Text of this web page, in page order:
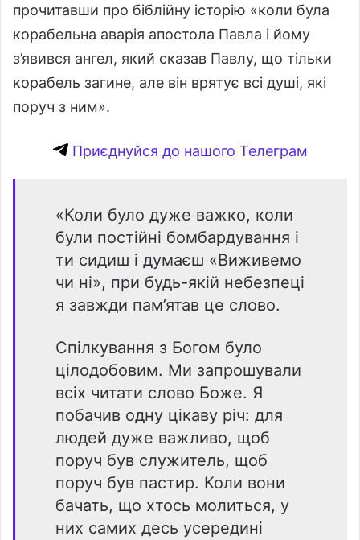
прочитавши про біблійну історію «коли була
корабельна аварія апостола Павла і йому
з’явився ангел, який сказав Павлу, що тільки
корабель загине, але він врятує всі душі, які
поруч з ним».
Приєднуйся до нашого Телеграм
«Коли було дуже важко, коли
були постійні бомбардування і
ти сидиш і думаєш «Виживемо
чи ні», при будь-якій небезпеці
я завжди пам’ятав це слово.
Спілкування з Богом було
цілодобовим. Ми запрошували
всіх читати слово Боже. Я
побачив одну цікаву річ: для
людей дуже важливо, щоб
поруч був служитель, щоб
поруч був пастир. Коли вони
бачать, що хтось молиться, у
них самих десь усередині